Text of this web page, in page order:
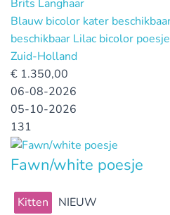
Brits Langhaar
Blauw bicolor kater
beschikbaar Lilac bicolor poesje
Zuid-Holland
€ 1.350,00
06-08-2026
05-10-2026
131
Fawn/white poesje
Kitten
NIEUW